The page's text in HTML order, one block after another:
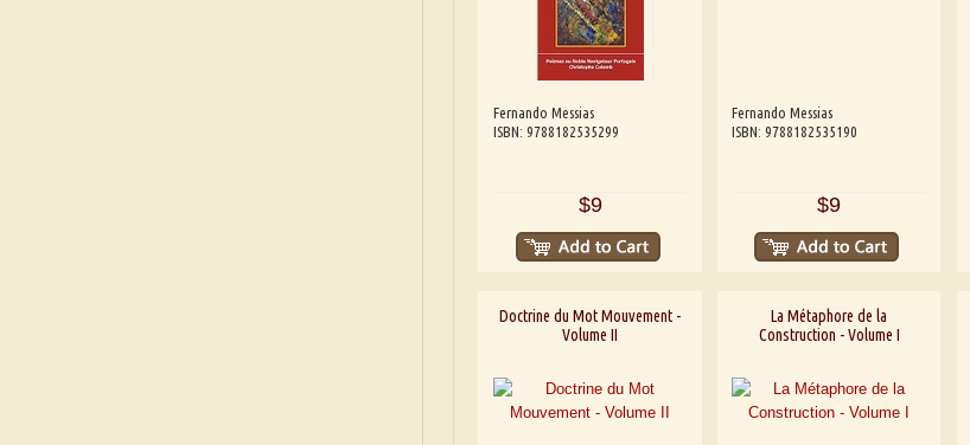
Fernando Messias
ISBN: 9788182535299
$9
Fernando Messias
ISBN: 9788182535190
$9
Doctrine du Mot Mouvement -
Volume II
La Métaphore de la
Construction - Volume I